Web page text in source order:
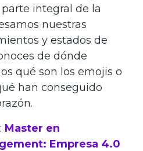
integral de la
nuestras
y estados de
de dónde
qué son los emojis o
han conseguido
Master en
Empresa 4.0